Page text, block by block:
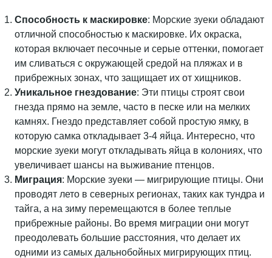
Способность к маскировке: Морские зуеки обладают
отличной способностью к маскировке. Их окраска,
которая включает песочные и серые оттенки, помогает
им сливаться с окружающей средой на пляжах и в
прибрежных зонах, что защищает их от хищников.
Уникальное гнездование: Эти птицы строят свои
гнезда прямо на земле, часто в песке или на мелких
камнях. Гнездо представляет собой простую ямку, в
которую самка откладывает 3-4 яйца. Интересно, что
морские зуеки могут откладывать яйца в колониях, что
увеличивает шансы на выживание птенцов.
Миграция: Морские зуеки — мигрирующие птицы. Они
проводят лето в северных регионах, таких как тундра и
тайга, а на зиму перемещаются в более теплые
прибрежные районы. Во время миграции они могут
преодолевать большие расстояния, что делает их
одними из самых дальнобойных мигрирующих птиц.